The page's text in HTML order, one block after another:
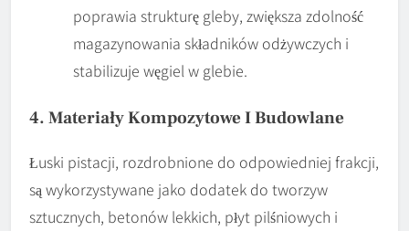
poprawia strukturę gleby, zwiększa zdolność
magazynowania składników odżywczych i
stabilizuje węgiel w glebie.
4. Materiały Kompozytowe I Budowlane
Łuski pistacji, rozdrobnione do odpowiedniej frakcji,
są wykorzystywane jako dodatek do tworzyw
sztucznych, betonów lekkich, płyt pilśniowych i